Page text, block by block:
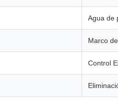
Agua de
Marco
Control